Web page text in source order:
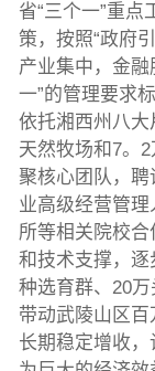
省“三个一”重
策，按照“政府
产业集中，金融
一”的管理要求
依托湘西州八大
天然牧场和7。
聚核心团队，聘
业高级经营管
所等相关院校
和技术支撑，
种选育群、20
带动武陵山区
长期稳定增收